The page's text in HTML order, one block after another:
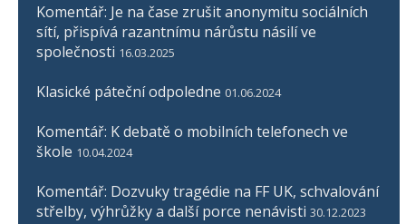
Komentář: Je na čase zrušit anonymitu sociálních
sítí, přispívá razantnímu nárůstu násilí ve
společnosti 16.03.2025
Klasické páteční odpoledne 01.06.2024
Komentář: K debatě o mobilních telefonech ve
škole 10.04.2024
Komentář: Dozvuky tragédie na FF UK, schvalování
střelby, výhrůžky a další porce nenávisti 30.12.2023